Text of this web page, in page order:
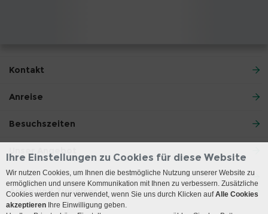
Kontakt
Anreise
Besuchszeiten
Ärzte und Zuweiser
Ihre Einstellungen zu Cookies für diese Website
Wir nutzen Cookies, um Ihnen die bestmögliche Nutzung unserer Website zu
ermöglichen und unsere Kommunikation mit Ihnen zu verbessern. Zusätzliche
Cookies werden nur verwendet, wenn Sie uns durch Klicken aufAlle Cookies
akzeptieren Ihre Einwilligung geben.